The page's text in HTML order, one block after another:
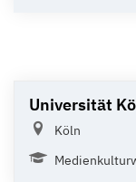
Universität
Köln